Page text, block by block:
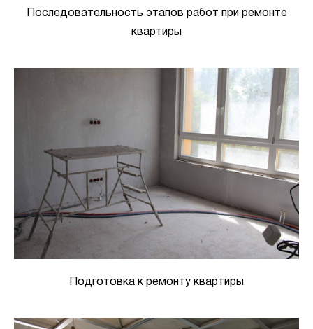
Последовательность этапов работ при ремонте
квартиры
Подготовка к ремонту квартиры